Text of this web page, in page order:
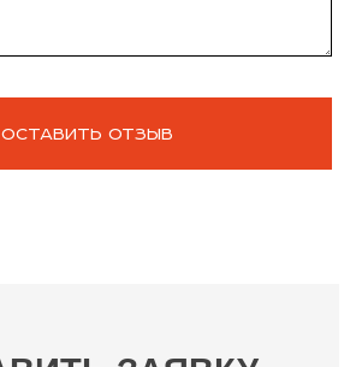
ОСТАВИТЬ ОТЗЫВ